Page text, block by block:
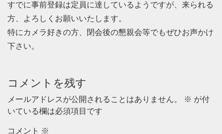
すでに事前登録は定員に達しているようですが、来られる
方、よろしくお願いいたします。
特にカメラ好きの方、閉会後の懇親会等でもぜひお声かけ
下さい。
コメントを残す
メールアドレスが公開されることはありません。 ※ が付
いている欄は必須項目です
コメント ※